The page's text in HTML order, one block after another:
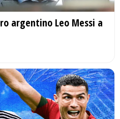
argentino Leo Messi a